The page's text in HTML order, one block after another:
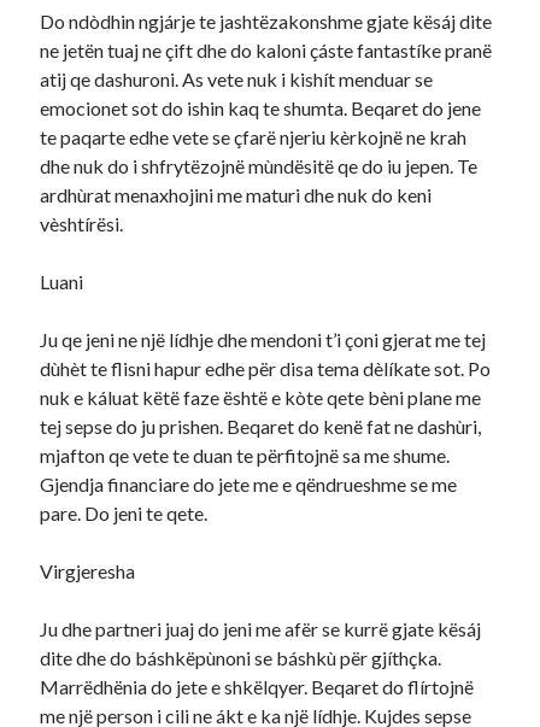
Do ndòdhin ngjárje te jashtëzakonshme gjate kësáj dite
ne jetën tuaj ne çift dhe do kaloni çáste fantastíke pranë
atij qe dashuroni. As vete nuk i kishít menduar se
emocionet sot do ishin kaq te shumta. Beqaret do jene
te paqarte edhe vete se çfarë njeriu kèrkojnë ne krah
dhe nuk do i shfrytëzojnë mùndësitë qe do iu jepen. Te
ardhùrat menaxhojini me maturi dhe nuk do keni
vèshtírësi.
Luani
Ju qe jeni ne një lídhje dhe mendoni t’i çoni gjerat me tej
dùhèt te flisni hapur edhe për disa tema dèlíkate sot. Po
nuk e káluat këtë faze është e kòte qete bèni plane me
tej sepse do ju prishen. Beqaret do kenë fat ne dashùri,
mjafton qe vete te duan te përfitojnë sa me shume.
Gjendja financiare do jete me e qëndrueshme se me
pare. Do jeni te qete.
Virgjeresha
Ju dhe partneri juaj do jeni me afër se kurrë gjate kësáj
dite dhe do báshkëpùnoni se báshkù për gjíthçka.
Marrëdhënia do jete e shkëlqyer. Beqaret do flírtojnë
me një person i cili ne ákt e ka një lídhje. Kujdes sepse